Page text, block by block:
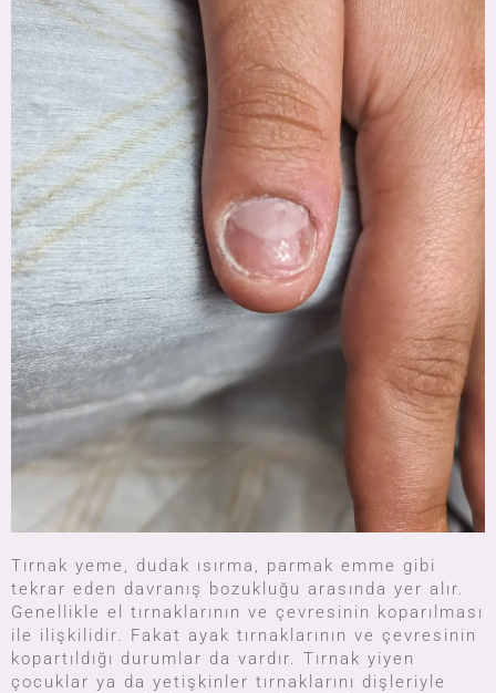
Tırnak yeme, dudak ısırma, parmak emme gibi
tekrar eden davranış bozukluğu arasında yer alır.
Genellikle el tırnaklarının ve çevresinin koparılması
ile ilişkilidir. Fakat ayak tırnaklarının ve çevresinin
kopartıldığı durumlar da vardır. Tırnak yiyen
çocuklar ya da yetişkinler tırnaklarını dişleriyle